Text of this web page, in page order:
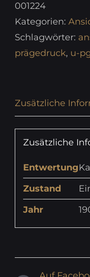
001224
Kategorien:
Schlagwörter:
prägedruck, u-
Zusätzliche
Zusätzliche
Entwertung
Zustand
Jahr